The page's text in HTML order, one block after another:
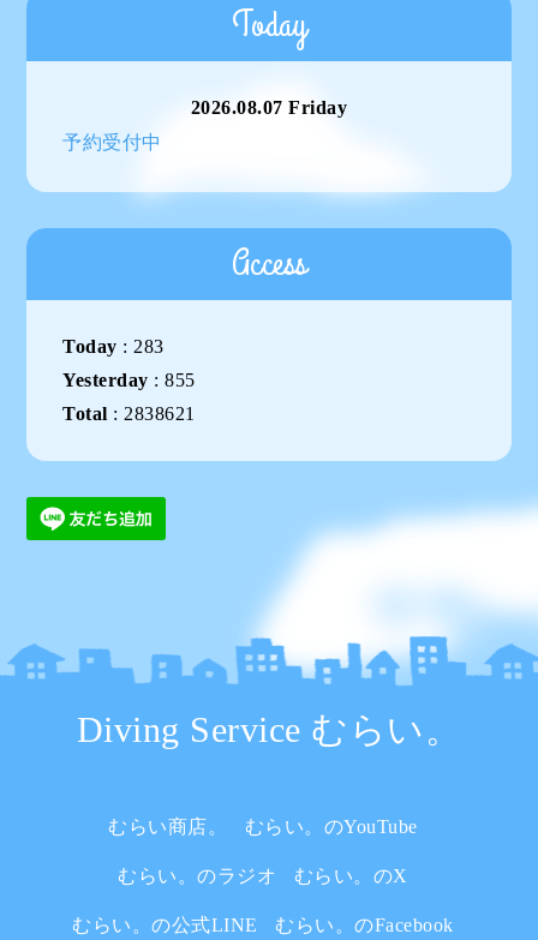
Today
2026.08.07 Friday
予約受付中
Access
Today : 283
Yesterday :855
Total : 2838621
Diving Service むらい。
むらい商店。 むらい。のYouTube
むらい。のラジオ むらい。のX
むらい。の公式LINE むらい。のFacebook